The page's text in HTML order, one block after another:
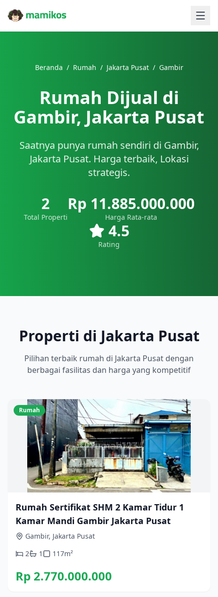
Beranda / Rumah / Jakarta Pusat / Gambir
Rumah Dijual di
Gambir, Jakarta Pusat
Saatnya punya rumah sendiri di Gambir,
Jakarta Pusat. Harga terbaik, Lokasi
strategis.
2
Total Properti
Rp 11.885.000.000
Harga Rata-rata
4.5
Rating
Properti di Jakarta Pusat
Pilihan terbaik rumah di Jakarta Pusat dengan
berbagai fasilitas dan harga yang kompetitif
Rumah
Rumah Sertifikat SHM 2 Kamar Tidur 1
Kamar Mandi Gambir Jakarta Pusat
Gambir, Jakarta Pusat
2
1 117m²
Rp 2.770.000.000